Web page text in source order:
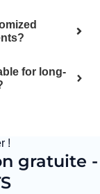
for long-
!
gratuite -